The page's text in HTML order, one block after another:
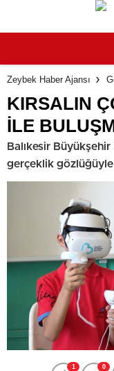
Zeybek Haber Ajansı
KIRSALIN
İLE
Balıkesir Büyükşehir
gerçeklik
1 0